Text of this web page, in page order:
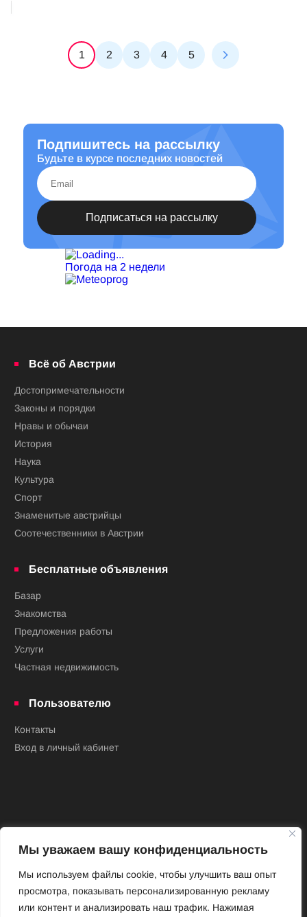
Мы уважаем вашу конфиденциальность
Мы используем файлы cookie, чтобы улучшить ваш опыт
просмотра, показывать персонализированную рекламу
или контент и анализировать наш трафик. Нажимая
1 2 3 4 5
Подпишитесь на рассылку
Будьте в курсе последних новостей
Погода на 2 недели
Всё об Австрии
Достопримечательности
Законы и порядки
Нравы и обычаи
История
Наука
Культура
Спорт
Знаменитые австрийцы
Соотечественники в Австрии
Бесплатные объявления
Базар
Знакомства
Предложения работы
Услуги
Частная недвижимость
Пользователю
Контакты
Вход в личный кабинет
Новый Венский журнал
Архив номеров